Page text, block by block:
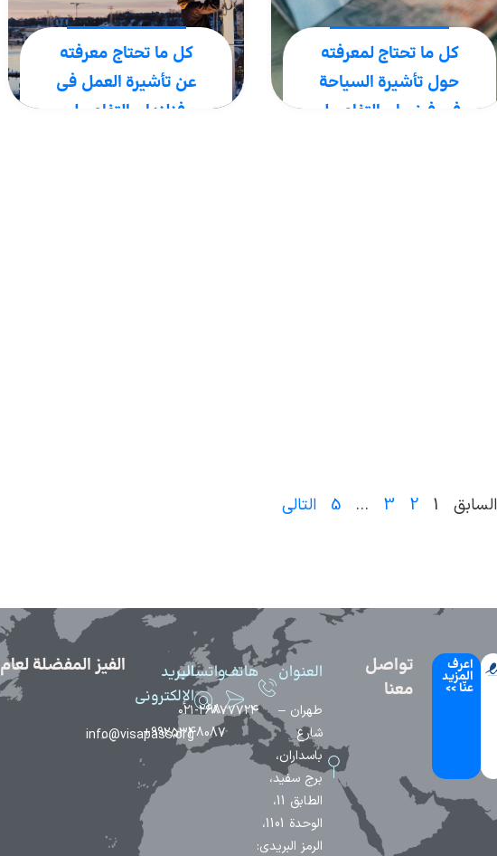
كل ما تحتاج لمعرفته
حول تأشيرة السياحة
في فرنسا + التفاصيل
كل ما تحتاج معرفته
عن تأشيرة العمل في
فنلندا + التفاصيل
السابق 1
2
3
…
5 التالي
اعرف
المزيد
عنّا >>
تواصل
معنا
العنوان
طهران –
شارع
باسداران،
برج سفيد،
الطابق 11،
الوحدة 1101،
الرمز البريدي:
هاتف
۰۲۱-۲۶۸۷۷۷۲۴
واتساب
98-
9925348087+
البريد
الإلكتروني
info@visapass.org
الفيز المفضلة لعام 2025